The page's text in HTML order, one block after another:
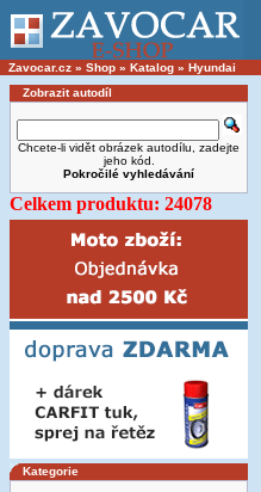
Zavocar.cz » Shop » Katalog » Hyundai
Zobrazit autodíl
Chcete-li vidět obrázek autodílu, zadejte
jeho kód.
Pokročilé vyhledávání
Celkem produktu: 24078
Kategorie